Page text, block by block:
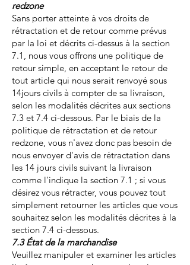
redzone
Sans porter atteinte à vos droits de
rétractation et de retour comme prévus
par la loi et décrits ci-dessus à la section
7.1, nous vous offrons une politique de
retour simple, en acceptant le retour de
tout article qui nous serait renvoyé sous
14jours civils à compter de sa livraison,
selon les modalités décrites aux sections
7.3 et 7.4 ci-dessous. Par le biais de la
politique de rétractation et de retour
redzone, vous n'avez donc pas besoin de
nous envoyer d'avis de rétractation dans
les 14 jours civils suivant la livraison
comme l'indique la section 7.1 ; si vous
désirez vous rétracter, vous pouvez tout
simplement retourner les articles que vous
souhaitez selon les modalités décrites à la
section 7.4 ci-dessous.
7.3 État de la marchandise
Veuillez manipuler et examiner les articles